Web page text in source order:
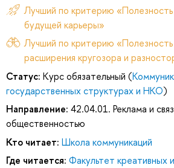
Лучший по критерию
будущей карьеры»
Лучший по критерию «Полезность
расширения кругозора и
Статус: Курс обязательный (
государственных структурах и НКО)
Направление: 42.04.01. Реклама и
общественностью
Кто читает: Школа коммуникаций
Где читается: Факультет креативных